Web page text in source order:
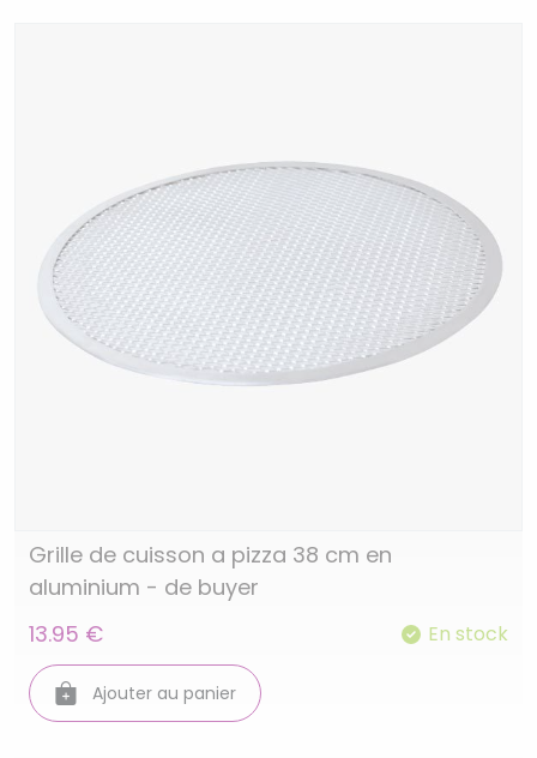
Grille de cuisson a pizza 38 cm en
aluminium - de buyer
13.95 €
En stock
Ajouter au panier